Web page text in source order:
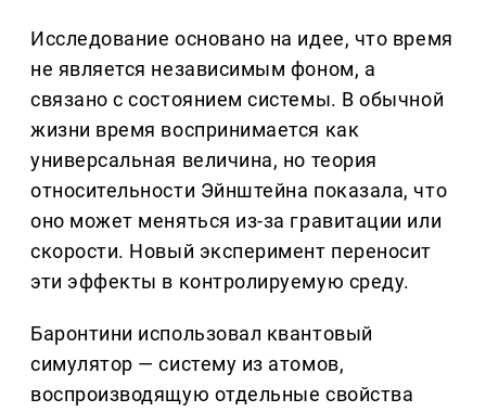
Исследование основано на идее, что время
не является независимым фоном, а
связано с состоянием системы. В обычной
жизни время воспринимается как
универсальная величина, но теория
относительности Эйнштейна показала, что
оно может меняться из-за гравитации или
скорости. Новый эксперимент переносит
эти эффекты в контролируемую среду.
Баронтини использовал квантовый
симулятор — систему из атомов,
воспроизводящую отдельные свойства